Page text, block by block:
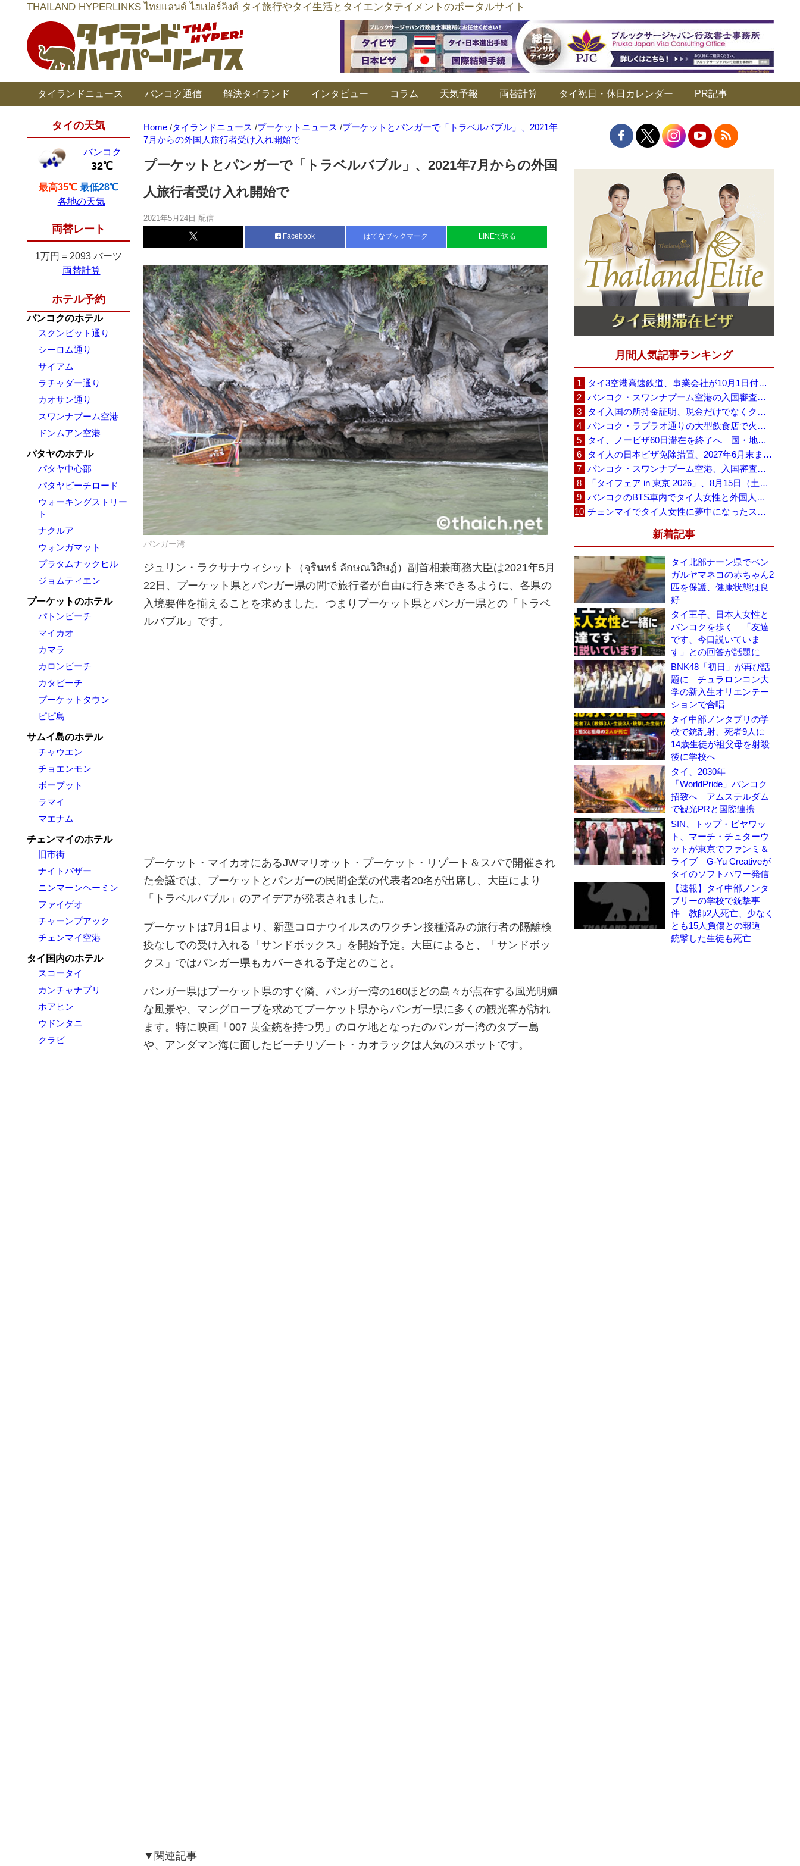
THAILAND HYPERLINKS ไทยแลนด์ ไฮเปอร์ลิงค์ タイ旅行やタイ生活とタイエンタテイメントのポータルサイト
タイランドニュース バンコク通信 解決タイランド インタビュー コラム 天気予報 両替計算 タイ祝日・休日カレンダー PR記事
タイの天気
バンコク
32℃
最高35℃ 最低28℃
各地の天気
両替レート
1万円 = 2093 バーツ
両替計算
ホテル予約
バンコクのホテル
スクンビット通り
シーロム通り
サイアム
ラチャダー通り
カオサン通り
スワンナプーム空港
ドンムアン空港
パタヤのホテル
パタヤ中心部
パタヤビーチロード
ウォーキングストリー
ト
ナクルア
ウォンガマット
プラタムナックヒル
ジョムティエン
プーケットのホテル
パトンビーチ
マイカオ
カマラ
カロンビーチ
カタビーチ
プーケットタウン
ピピ島
サムイ島のホテル
チャウエン
チョエンモン
ボープット
ラマイ
マエナム
チェンマイのホテル
旧市街
ナイトバザー
ニンマーンヘーミン
ファイゲオ
チャーンプアック
チェンマイ空港
タイ国内のホテル
スコータイ
カンチャナブリ
ホアヒン
ウドンタニ
クラビ
Home /タイランドニュース /プーケットニュース /プーケットとパンガーで「トラベルバブル」、2021年
7月からの外国人旅行者受け入れ開始で
プーケットとパンガーで「トラベルバブル」、2021年7月からの外国
人旅行者受け入れ開始で
2021年5月24日 配信
Facebook はてなブックマーク LINEで送る
パンガー湾
ジュリン・ラクサナウィシット（จุรินทร์ ลักษณวิศิษฏ์）副首相兼商務大臣は2021年5月
22日、プーケット県とパンガー県の間で旅行者が自由に行き来できるように、各県の
入境要件を揃えることを求めました。つまりプーケット県とパンガー県との「トラベ
ルバブル」です。
プーケット・マイカオにあるJWマリオット・プーケット・リゾート＆スパで開催され
た会議では、プーケットとパンガーの民間企業の代表者20名が出席し、大臣により
「トラベルバブル」のアイデアが発表されました。
プーケットは7月1日より、新型コロナウイルスのワクチン接種済みの旅行者の隔離検
疫なしでの受け入れる「サンドボックス」を開始予定。大臣によると、「サンドボッ
クス」ではパンガー県もカバーされる予定とのこと。
パンガー県はプーケット県のすぐ隣。パンガー湾の160ほどの島々が点在する風光明媚
な風景や、マングローブを求めてプーケット県からパンガー県に多くの観光客が訪れ
ます。特に映画「007 黄金銃を持つ男」のロケ地となったのパンガー湾のタブー島
や、アンダマン海に面したビーチリゾート・カオラックは人気のスポットです。
▼関連記事
月間人気記事ランキング
タイ3空港高速鉄道、事業会社が10月1日付の契約終了を通知 「現時点での撤退決定ではない」
バンコク・スワンナプーム空港の入国審査に長蛇の列、SNSで「3～4時間待ち」との投稿が拡散
タイ入国の所持金証明、現金だけでなくクレジットカードや銀行明細も提示可能
バンコク・ラプラオ通りの大型飲食店で火災、27人死亡・多数負傷
タイ、ノービザ60日滞在を終了へ 国・地域別に30日・15日へ再編
タイ人の日本ビザ免除措置、2027年6月末まで延長 不安広がる中でひとまず安堵
バンコク・スワンナプーム空港、入国審査で2～3時間待ちの時間帯も 審査厳格化と人員不足が影響か
「タイフェア in 東京 2026」、8月15日（土）・16日（日）に代々木公園で開催
バンコクのBTS車内でタイ人女性と外国人学生グループが口論、騒音めぐる動画が拡散
チェンマイでタイ人女性に夢中になったスウェーデン人男性、全財産を失い捨てられる
新着記事
タイ北部ナーン県でベン
ガルヤマネコの赤ちゃん2
匹を保護、健康状態は良
好
タイ王子、日本人女性と
バンコクを歩く 「友達
です、今口説いていま
す」との回答が話題に
BNK48「初日」が再び話
題に チュラロンコン大
学の新入生オリエンテー
ションで合唱
タイ中部ノンタブリの学
校で銃乱射、死者9人に
14歳生徒が祖父母を射殺
後に学校へ
タイ、2030年
「WorldPride」バンコク
招致へ アムステルダム
で観光PRと国際連携
SIN、トップ・ピヤワッ
ト、マーチ・チュターウ
ットが東京でファンミ＆
ライブ G-Yu Creativeが
タイのソフトパワー発信
【速報】タイ中部ノンタ
ブリーの学校で銃撃事
件 教師2人死亡、少なく
とも15人負傷との報道
銃撃した生徒も死亡